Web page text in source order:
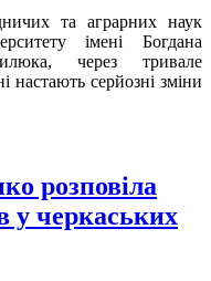
та аграрних наук
імені Богдана
через тривале
настають серйозні зміни
розповіла
у черкаських